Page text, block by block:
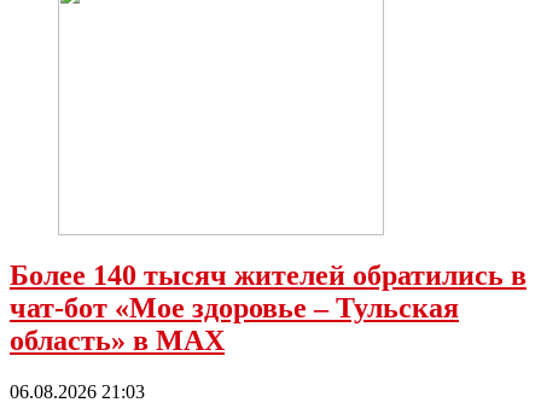
Более 140 тысяч жителей обратились в
чат-бот «Мое здоровье – Тульская
область» в МАХ
06.08.2026 21:03